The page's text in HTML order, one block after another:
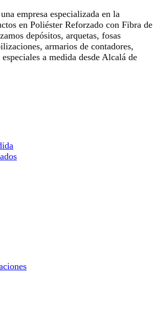
empresa especializada en la
en Poliéster Reforzado con Fibra de
depósitos, arquetas, fosas
armarios de contadores,
a medida desde Alcalá de